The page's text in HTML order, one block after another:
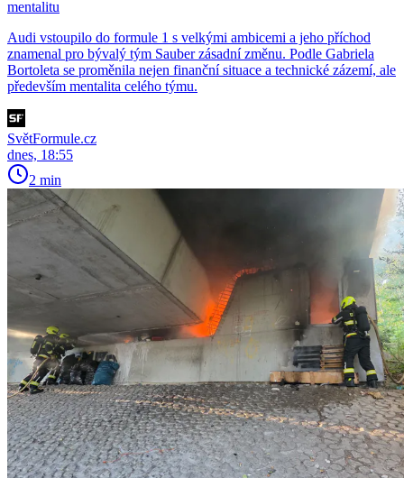
mentalitu
Audi vstoupilo do formule 1 s velkými ambicemi a jeho příchod
znamenal pro bývalý tým Sauber zásadní změnu. Podle Gabriela
Bortoleta se proměnila nejen finanční situace a technické zázemí, ale
především mentalita celého týmu.
SvětFormule.cz
dnes, 18:55
2 min